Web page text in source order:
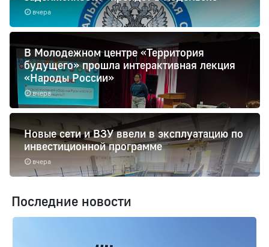
вчера
вчера
В Молодежном центре «Территория
будущего» прошла интерактивная лекция
«Народы России»
вчера
Новые сети и ВЗУ ввели в эксплуатацию по
инвестиционной программе
Последние новости